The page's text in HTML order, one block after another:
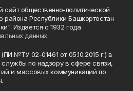
общественно-политической
района Республики Башкортостан
Издается с 1932 года
данных
№ТУ 02-01461 от 05.10.2015 г.) в
по надзору в сфере связи,
и массовых коммуникаций по